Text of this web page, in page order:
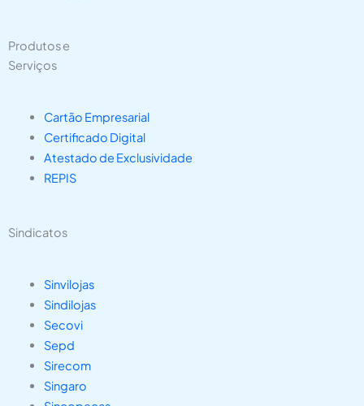
Produtos e
Serviços
Cartão Empresarial
Certificado Digital
Atestado de Exclusividade
REPIS
Sindicatos
Sinvilojas
Sindilojas
Secovi
Sepd
Sirecom
Singaro